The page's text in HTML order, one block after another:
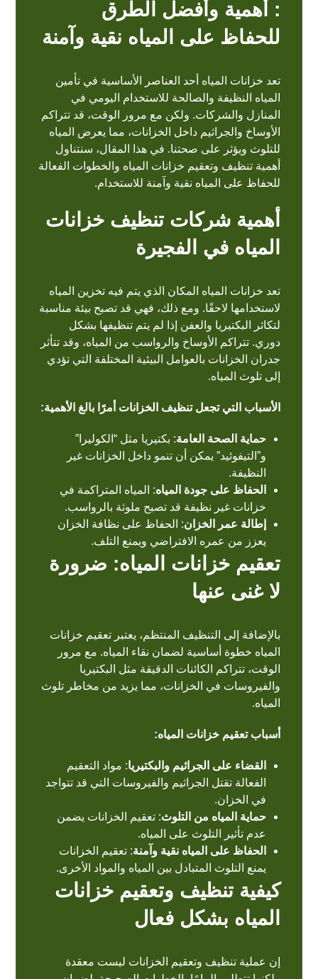
: أهمية وأفضل الطرق
للحفاظ على المياه نقية وآمنة
تعد خزانات المياه أحد العناصر الأساسية في تأمين
المياه النظيفة والصالحة للاستخدام اليومي في
المنازل والشركات. ولكن مع مرور الوقت، قد تتراكم
الأوساخ والجراثيم داخل الخزانات، مما يعرض المياه
للتلوث ويؤثر على صحتنا. في هذا المقال، سنتناول
أهمية تنظيف وتعقيم خزانات المياه والخطوات الفعالة
للحفاظ على المياه نقية وآمنة للاستخدام.
أهمية شركات تنظيف خزانات
المياه في الفجيرة
تعد خزانات المياه المكان الذي يتم فيه تخزين المياه
لاستخدامها لاحقًا. ومع ذلك، فهي قد تصبح بيئة مناسبة
لتكاثر البكتيريا والعفن إذا لم يتم تنظيفها بشكل
دوري. تتراكم الأوساخ والرواسب من المياه، وقد تتأثر
جدران الخزانات بالعوامل البيئية المختلفة التي تؤدي
إلى تلوث المياه.
الأسباب التي تجعل تنظيف الخزانات أمرًا بالغ الأهمية:
حماية الصحة العامة: بكتيريا مثل “الكوليرا”
و”التيفوئيد” يمكن أن تنمو داخل الخزانات غير
النظيفة.
الحفاظ على جودة المياه: المياه المتراكمة في
خزانات غير نظيفة قد تصبح ملوثة بالرواسب.
إطالة عمر الخزان: الحفاظ على نظافة الخزان
يعزز من عمره الافتراضي ويمنع التلف.
تعقيم خزانات المياه: ضرورة
لا غنى عنها
بالإضافة إلى التنظيف المنتظم، يعتبر تعقيم خزانات
المياه خطوة أساسية لضمان نقاء المياه. مع مرور
الوقت، تتراكم الكائنات الدقيقة مثل البكتيريا
والفيروسات في الخزانات، مما يزيد من مخاطر تلوث
المياه.
أسباب تعقيم خزانات المياه:
القضاء على الجراثيم والبكتيريا: مواد التعقيم
الفعالة تقتل الجراثيم والفيروسات التي قد تتواجد
في الخزان.
حماية المياه من التلوث: تعقيم الخزانات يضمن
عدم تأثير التلوث على المياه.
الحفاظ على المياه نقية وآمنة: تعقيم الخزانات
يمنع التلوث المتبادل بين المياه والمواد الأخرى.
كيفية تنظيف وتعقيم خزانات
المياه بشكل فعال
إن عملية تنظيف وتعقيم الخزانات ليست معقدة